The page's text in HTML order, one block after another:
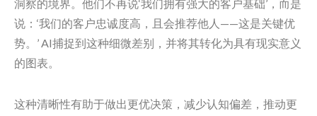
洞察的境界。他们不再说‘我们拥有强大的客户基础’，而是
说：‘我们的客户忠诚度高，且会推荐他人——这是关键优
势。’ AI捕捉到这种细微差别，并将其转化为具有现实意义
的图表。
这种清晰性有助于做出更优决策，减少认知偏差，推动更